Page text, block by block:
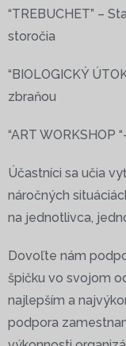
“TREBUCHET” –
storočia
“BIOLOGICKÝ
zbraňou
“ART WORKSHOP
Účastníci sa učia
náročných
na jednotlivca,
Dovoľte nám
špičku vo svojom
najlepším a
podpora